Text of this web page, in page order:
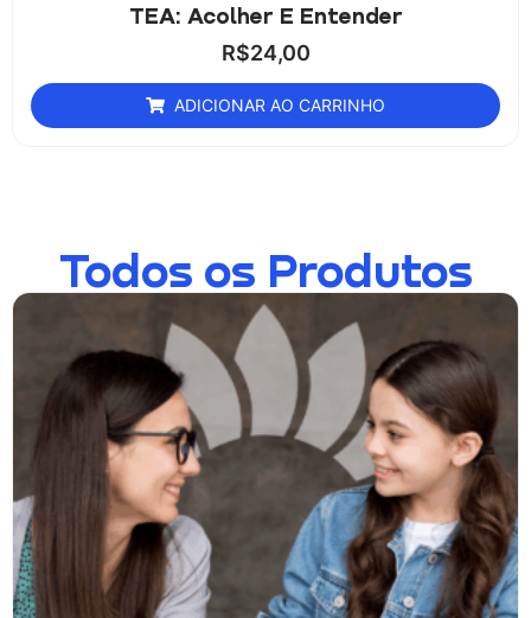
TEA: Acolher E Entender
R$24,00
ADICIONAR AO CARRINHO
Todos os Produtos